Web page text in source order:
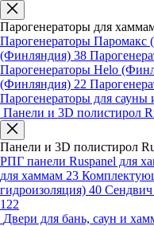
Парогенераторы для
Парогенераторы Паромакс
(Финляндия) 38
Парогенераторы Helo
(Финляндия) 22
Парогенераторы для сауны
Панели и 3D полистирол
Панели и 3D полистирол
РПГ панели Ruspanel для
для хаммам 23
гидроизоляция) 40 Сендвич
122
Двери для бань, саун и